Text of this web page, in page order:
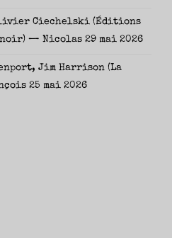
Ciechelski (Éditions
noir) — Nicolas 29 mai 2026
Jim Harrison (La
25 mai 2026